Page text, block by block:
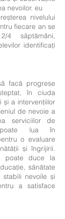
nevoilor. eu
nivelului
fiecare an se
4 săptămâni,
identificați
facă progrese
în ciuda
și a intervențiilor
de nevoie a
serviciilor de
poate lua în
o evaluare
și îngrijirii.
poate duce la
sănătate
nevoile și
a satisface